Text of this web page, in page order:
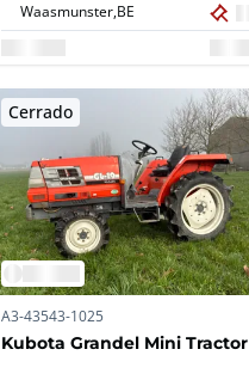
Waasmunster,BE
Cerrado
A3-43543-1025
Kubota Grandel Mini Tractor